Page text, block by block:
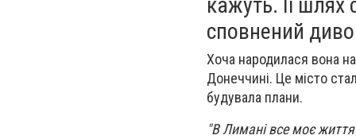
сповнений
Хоча народилася вона
Донеччині. Це місто
будувала плани.
"В Лимані все моє